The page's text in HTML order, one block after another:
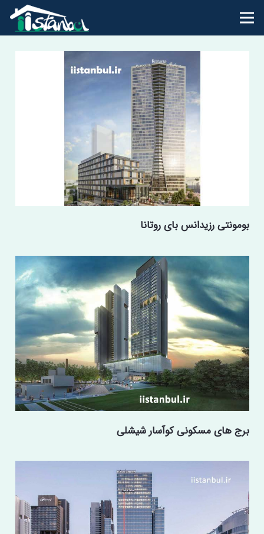
بومونتی رزیدانس بای روتانا
برج های مسکونی کوآسار شیشلی